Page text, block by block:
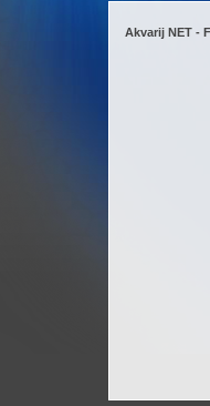
Akvarij NET -